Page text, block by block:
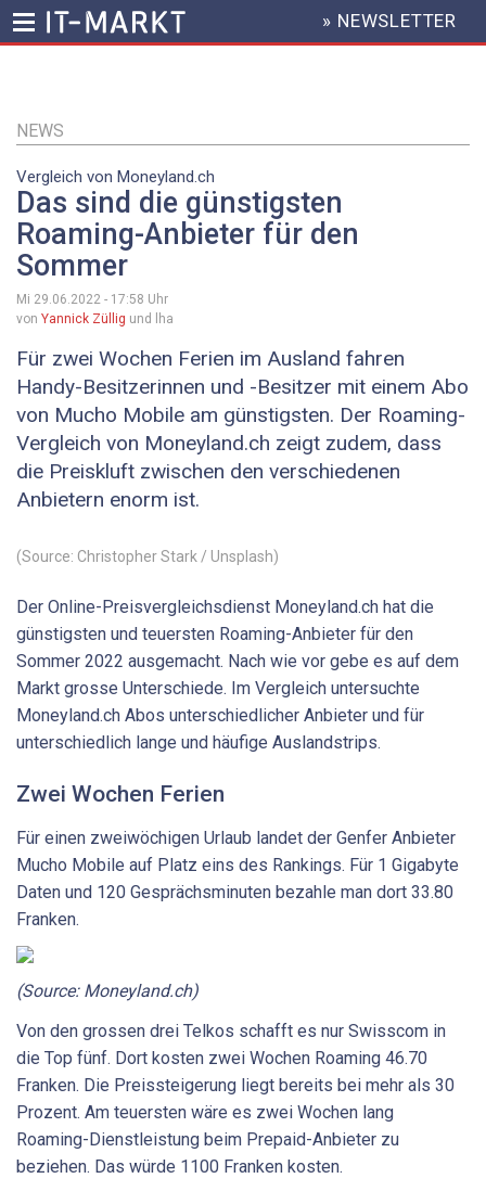
Inhalt
HEADER
MENU
» NEWSLETTER
NEWS
Vergleich von Moneyland.ch
Das sind die günstigsten
Roaming-Anbieter für den
Sommer
Mi 29.06.2022 - 17:58 Uhr
von Yannick Züllig und lha
Für zwei Wochen Ferien im Ausland fahren
Handy-Besitzerinnen und -Besitzer mit einem Abo
von Mucho Mobile am günstigsten. Der Roaming-
Vergleich von Moneyland.ch zeigt zudem, dass
die Preiskluft zwischen den verschiedenen
Anbietern enorm ist.
(Source: Christopher Stark / Unsplash)
Der Online-Preisvergleichsdienst Moneyland.ch hat die
günstigsten und teuersten Roaming-Anbieter für den
Sommer 2022 ausgemacht. Nach wie vor gebe es auf dem
Markt grosse Unterschiede. Im Vergleich untersuchte
Moneyland.ch Abos unterschiedlicher Anbieter und für
unterschiedlich lange und häufige Auslandstrips.
Zwei Wochen Ferien
Für einen zweiwöchigen Urlaub landet der Genfer Anbieter
Mucho Mobile auf Platz eins des Rankings. Für 1 Gigabyte
Daten und 120 Gesprächsminuten bezahle man dort 33.80
Franken.
(Source: Moneyland.ch)
Von den grossen drei Telkos schafft es nur Swisscom in
die Top fünf. Dort kosten zwei Wochen Roaming 46.70
Franken. Die Preissteigerung liegt bereits bei mehr als 30
Prozent. Am teuersten wäre es zwei Wochen lang
Roaming-Dienstleistung beim Prepaid-Anbieter zu
beziehen. Das würde 1100 Franken kosten.